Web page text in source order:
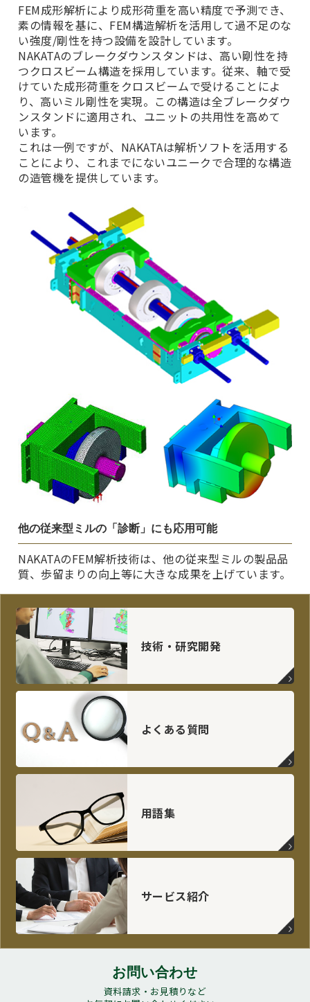
FEM成形解析により成形荷重を高い精度で予測でき、
素の情報を基に、FEM構造解析を活用して過不足のな
い強度/剛性を持つ設備を設計しています。
NAKATAのブレークダウンスタンドは、高い剛性を持
つクロスビーム構造を採用しています。従来、軸で受
けていた成形荷重をクロスビームで受けることによ
り、高いミル剛性を実現。この構造は全ブレークダウ
ンスタンドに適用され、ユニットの共用性を高めて
います。
これは一例ですが、NAKATAは解析ソフトを活用する
ことにより、これまでにないユニークで合理的な構造
の造管機を提供しています。
他の従来型ミルの「診断」にも応用可能
NAKATAのFEM解析技術は、他の従来型ミルの製品品
質、歩留まりの向上等に大きな成果を上げています。
技術・研究開発
よくある質問
用語集
サービス紹介
お問い合わせ
資料請求・お見積りなど